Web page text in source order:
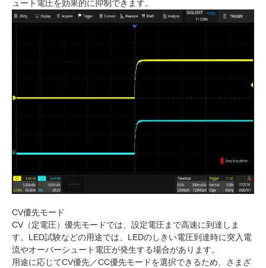
ュート電圧を効果的に抑制できます。
CV優先モード
CV（定電圧）優先モードでは、設定電圧まで高速に到達しま
す。LED試験などの用途では、LEDのしきい電圧到達時に突入電
流やオーバーシュート電圧が発生する場合があります。
用途に応じてCV優先／CC優先モードを選択できるため、さまざ